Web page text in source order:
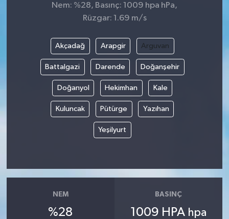
Nem: %28, Basınç: 1009 hpa hPa,
Rüzgar: 1.69 m/s
Akçadağ Arapgir Arguvan
Battalgazi Darende Doğanşehir
Doğanyol Hekimhan Kale
Kuluncak Pütürge Yazıhan
Yeşilyurt
NEM
%28
BASINÇ
1009 HPA hpa